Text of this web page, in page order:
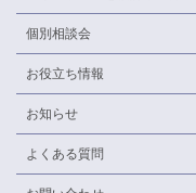
個別相談会
お役立ち情報
お知らせ
よくある質問